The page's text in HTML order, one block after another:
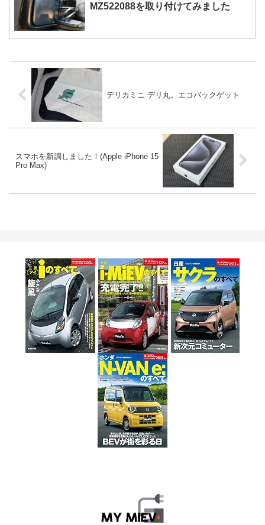
MZ522088を取り付けてみました
デリカミニ デリ丸。エコバックゲット
スマホを新調しました！(Apple iPhone 15
Pro Max)